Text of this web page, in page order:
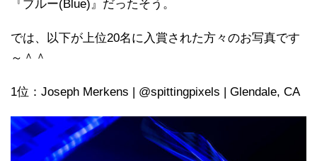
『ブルー(Blue)』だったそう。
では、以下が上位20名に入賞された方々のお写真です
～＾＾
1位：Joseph Merkens | @spittingpixels | Glendale, CA